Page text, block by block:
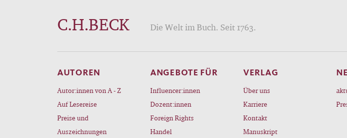
C.H.BECK Die Welt im Buch. Seit 1763.
AUTOREN
Autor:innen von A - Z
Auf Lesereise
Preise und
Auszeichnungen
ANGEBOTE FÜR
Influencer:innen
Dozent:innen
Foreign Rights
Handel
VERLAG
Über uns
Karriere
Kontakt
Manuskript